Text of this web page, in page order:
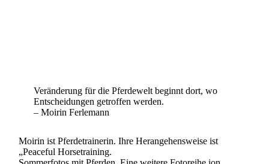
Veränderung für die Pferdewelt beginnt dort, wo
Entscheidungen getroffen werden.
– Moirin Ferlemann
Moirin ist Pferdetrainerin. Ihre Herangehensweise ist
„Peaceful Horsetraining.